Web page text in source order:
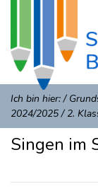
Ich bin hier:/
2024/2025/ 2.
Singen im